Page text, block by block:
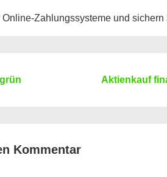
Zahlungssysteme und
Next
Aktienkauf
Kommentar